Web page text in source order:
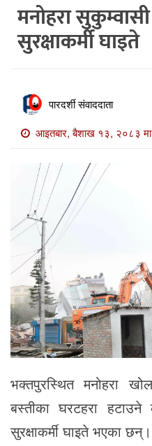
प्रमुख
खबर
समाचार
खबर
माडी
विविध
मनोहरा
सुरक्षाकर्मी घाइते
पारदर्शी संवाददाता
आइतबार, बैशाख १३, २०८३ मा
भक्तपुरस्थित मनोहरा
बस्तीका घरटहरा
सुरक्षाकर्मी घाइते भएका छन्।